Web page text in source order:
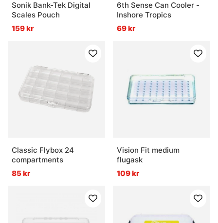
Sonik Bank-Tek Digital
Scales Pouch
159 kr
6th Sense Can Cooler -
Inshore Tropics
69 kr
Classic Flybox 24
compartments
85 kr
Vision Fit medium
flugask
109 kr